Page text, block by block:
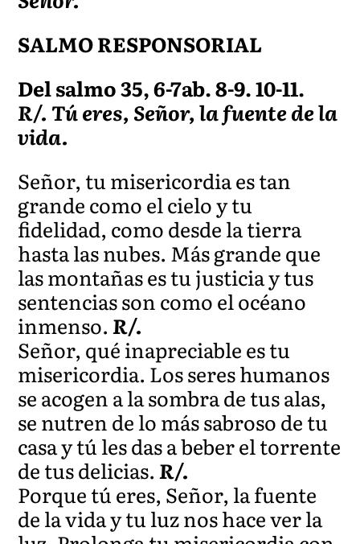
SALMO RESPONSORIAL
Del salmo 35, 6-7ab. 8-9. 10-11.
R/. Tú eres, Señor, la fuente de la
vida.
Señor, tu misericordia es tan
grande como el cielo y tu
fidelidad, como desde la tierra
hasta las nubes. Más grande que
las montañas es tu justicia y tus
sentencias son como el océano
inmenso.R/.
Señor, qué inapreciable es tu
misericordia. Los seres humanos
se acogen a la sombra de tus alas,
se nutren de lo más sabroso de tu
casa y tú les das a beber el torrente
de tus delicias.R/.
Porque tú eres, Señor, la fuente
de la vida y tu luz nos hace ver la